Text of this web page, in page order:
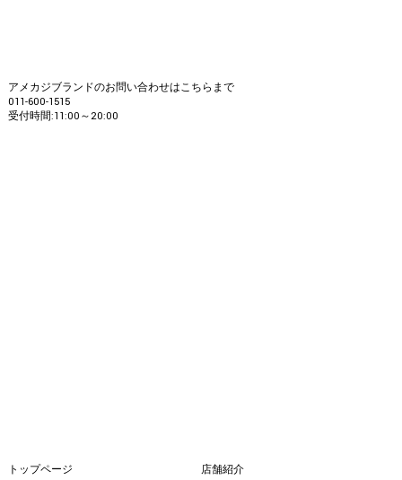
アメカジブランドのお問い合わせはこちらまで
011-600-1515
受付時間:11:00～20:00
トップページ 店舗紹介